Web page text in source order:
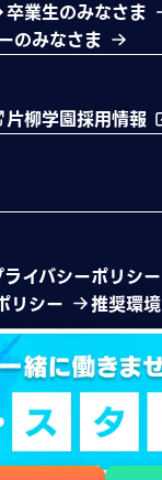
卒業生のみなさま
のみなさま
片柳学園採用情報
ライバシーポリシー
リシー
推奨環境